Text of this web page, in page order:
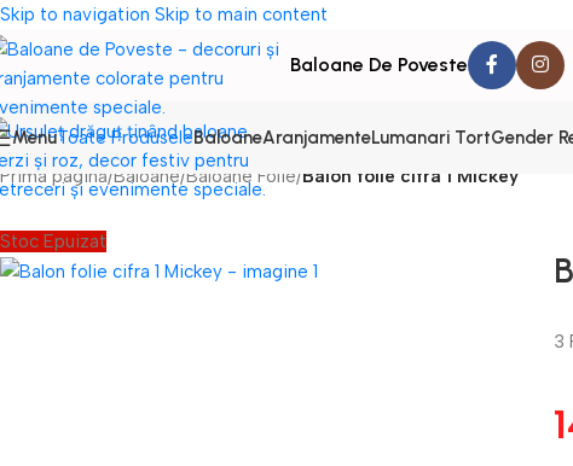
Skip to navigation Skip to main content
Baloane De Poveste
MenuToate ProduseleBaloaneAranjamenteLumanari TortGender
Prima pagină/Baloane/Baloane Folie/Balon folie cifra 1 Mickey
Stoc Epuizat
3